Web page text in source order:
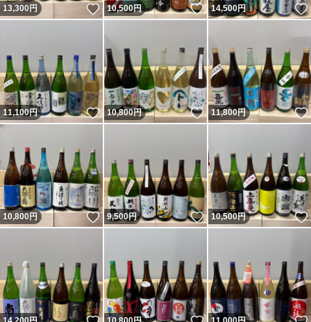
13,300円 いいね！
10,500円 いいね！
14,500円
11,100円 いいね！
10,800円 いいね！
11,800円
10,800円 いいね！
9,500円 いいね！
10,500円